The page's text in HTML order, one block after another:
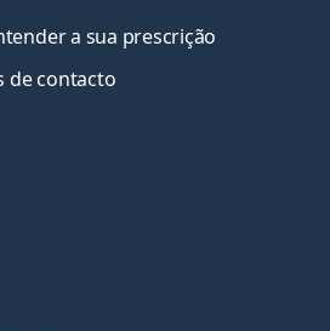
a sua prescrição
de contacto